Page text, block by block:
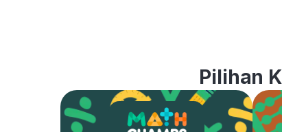
Pilihan